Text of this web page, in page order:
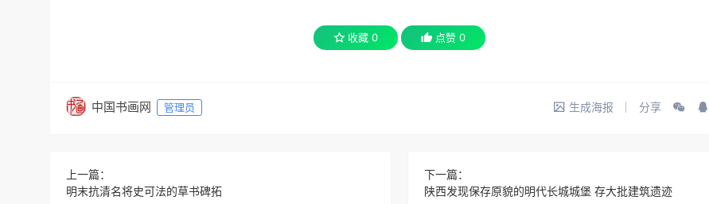
收藏 0 点赞 0
中国书画网 管理员 生成海报 分享
上一篇：
明末抗清名将史可法的草书碑拓
下一篇：
陕西发现保存原貌的明代长城城堡 存大批建筑遗迹